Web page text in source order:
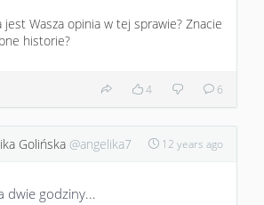
jest Wasza opinia w tej sprawie? Znacie
historie?
4 6
Golińska @angelika7 12 years ago
dwie godziny...